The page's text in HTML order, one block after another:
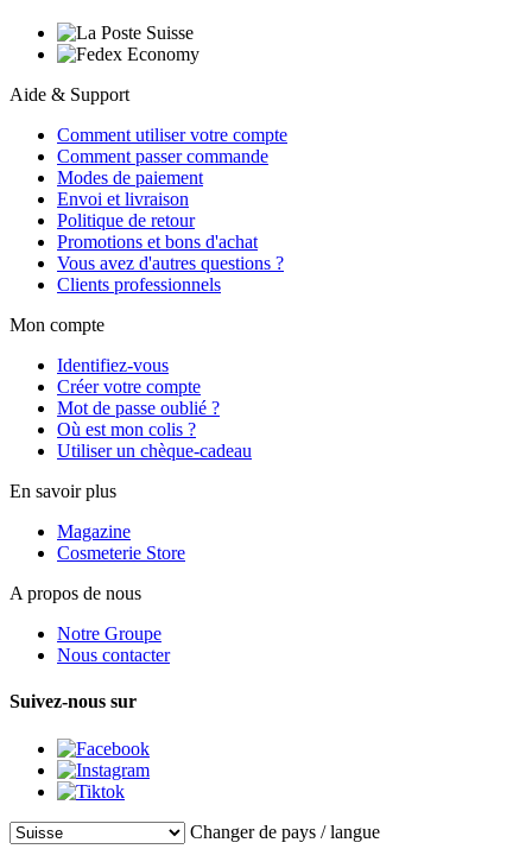
Aide & Support
Comment utiliser votre compte
Comment passer commande
Modes de paiement
Envoi et livraison
Politique de retour
Promotions et bons d'achat
Vous avez d'autres questions ?
Clients professionnels
Mon compte
Identifiez-vous
Créer votre compte
Mot de passe oublié ?
Où est mon colis ?
Utiliser un chèque-cadeau
En savoir plus
Magazine
Cosmeterie Store
A propos de nous
Notre Groupe
Nous contacter
Suivez-nous sur
Changer de pays / langue